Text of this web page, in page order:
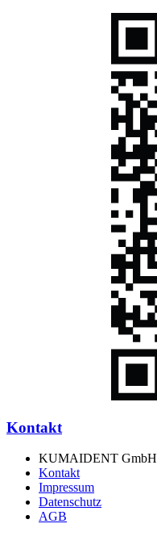
Kontakt
KUMAIDENT GmbH
Kontakt
Impressum
Datenschutz
AGB